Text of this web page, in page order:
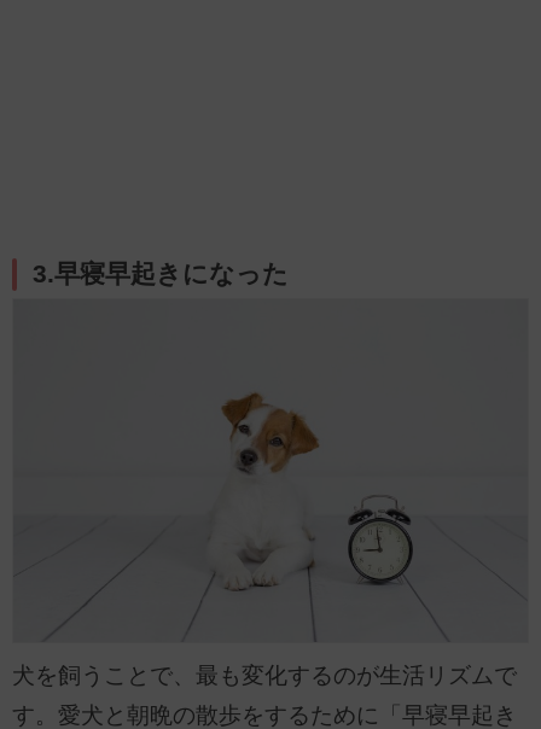
3.早寝早起きになった
犬を飼うことで、最も変化するのが生活リズムで
す。愛犬と朝晩の散歩をするために「早寝早起き